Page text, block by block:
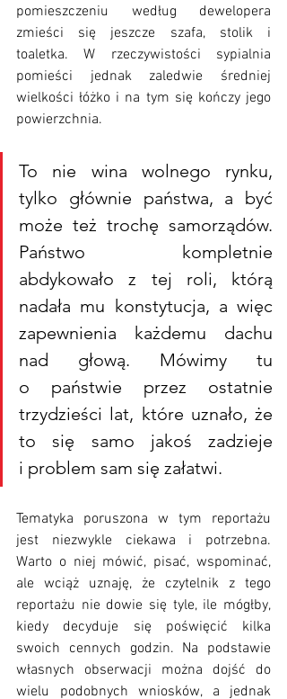
pomieszczeniu według dewelopera
zmieści się jeszcze szafa, stolik i
toaletka. W rzeczywistości sypialnia
pomieści jednak zaledwie średniej
wielkości łóżko i na tym się kończy jego
powierzchnia.
To nie wina wolnego rynku,
tylko głównie państwa, a być
może też trochę samorządów.
Państwo kompletnie
abdykowało z tej roli, którą
nadała mu konstytucja, a więc
zapewnienia każdemu dachu
nad głową. Mówimy tu
o państwie przez ostatnie
trzydzieści lat, które uznało, że
to się samo jakoś zadzieje
i problem sam się załatwi.
Tematyka poruszona w tym reportażu
jest niezwykle ciekawa i potrzebna.
Warto o niej mówić, pisać, wspominać,
ale wciąż uznaję, że czytelnik z tego
reportażu nie dowie się tyle, ile mógłby,
kiedy decyduje się poświęcić kilka
swoich cennych godzin. Na podstawie
własnych obserwacji można dojść do
wielu podobnych wniosków, a jednak